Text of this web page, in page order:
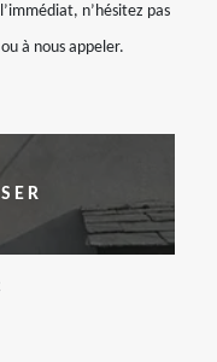
n’hésitez pas
à nous appeler.